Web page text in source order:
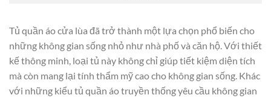
Tủ quần áo cửa lùa đã trở thành một lựa chọn phổ biến cho
những không gian sống nhỏ như nhà phố và căn hộ. Với thiết
kế thông minh, loại tủ này không chỉ giúp tiết kiệm diện tích
mà còn mang lại tính thẩm mỹ cao cho không gian sống. Khác
với những kiểu tủ quần áo truyền thống yêu cầu không gian